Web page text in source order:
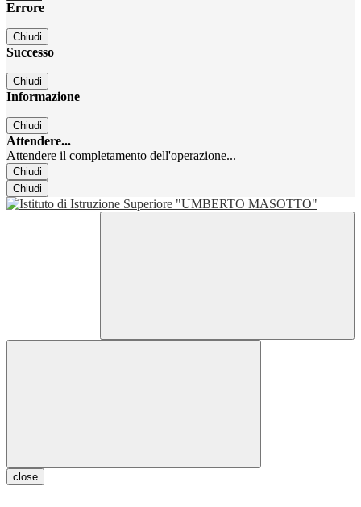
Errore
Chiudi
Successo
Chiudi
Informazione
Chiudi
Attendere...
Attendere il completamento dell'operazione...
Chiudi
Chiudi
close